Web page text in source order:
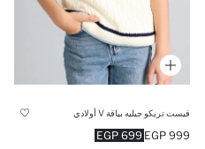
فيست تريكو جيليه بياقة V أولادي
699 EGP 999 EGP